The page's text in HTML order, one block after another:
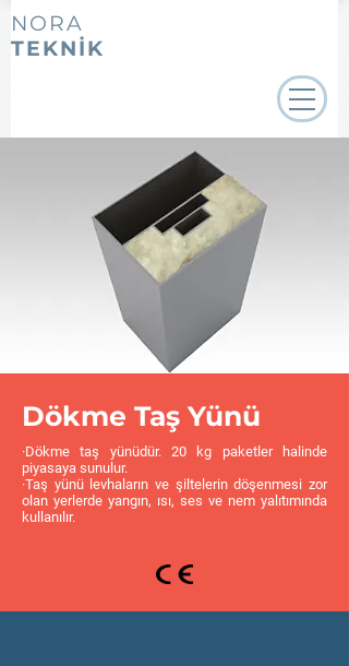
NORA
TEKNİK
Dökme Taş Yünü
·Dökme taş yünüdür. 20 kg paketler halinde
piyasaya sunulur.
·Taş yünü levhaların ve şiltelerin döşenmesi zor
olan yerlerde yangın, ısı, ses ve nem yalıtımında
kullanılır.